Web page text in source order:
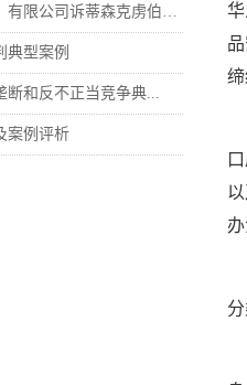
限公司诉蒂森克虏伯冶...
典型案例
断和反不正当竞争典...
案例评析